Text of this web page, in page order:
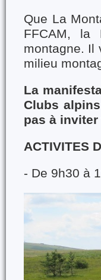
Que La
FFCAM, la
montagne. Il
milieu
La
Clubs
pas à
ACTIVITES
- De 9h30 à